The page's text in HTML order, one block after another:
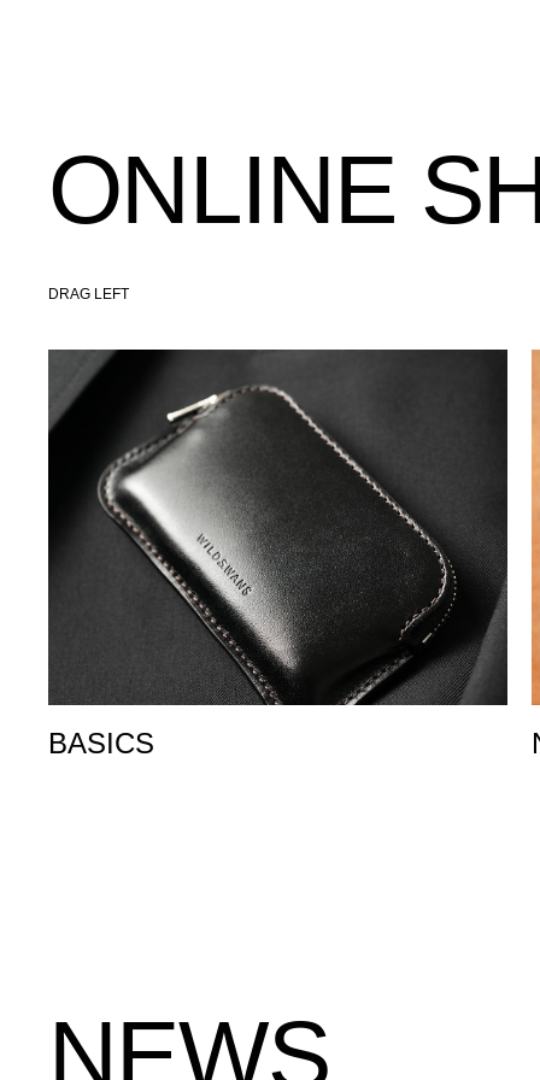
ONLINE
DRAG LEFT
BASICS
NEWS